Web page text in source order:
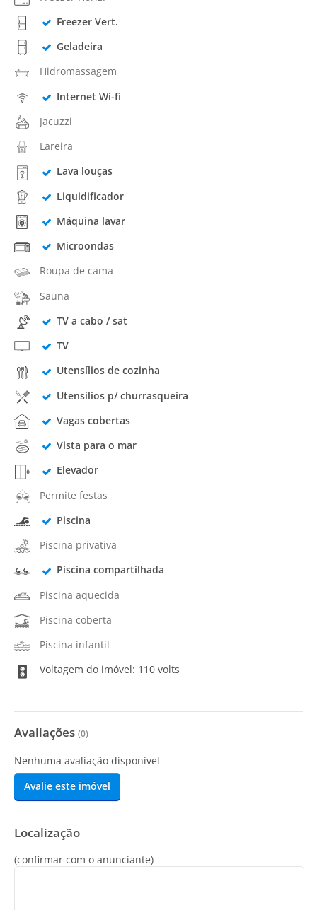
Freezer Vert.
Geladeira
Hidromassagem
Internet Wi-fi
Jacuzzi
Lareira
Lava louças
Liquidificador
Máquina lavar
Microondas
Roupa de cama
Sauna
TV a cabo / sat
TV
Utensílios de cozinha
Utensílios p/ churrasqueira
Vagas cobertas
Vista para o mar
Elevador
Permite festas
Piscina
Piscina privativa
Piscina compartilhada
Piscina aquecida
Piscina coberta
Piscina infantil
Voltagem do imóvel: 110 volts
Avaliações (0)
Nenhuma avaliação disponível
Avalie este imóvel
Localização
(confirmar com o anunciante)